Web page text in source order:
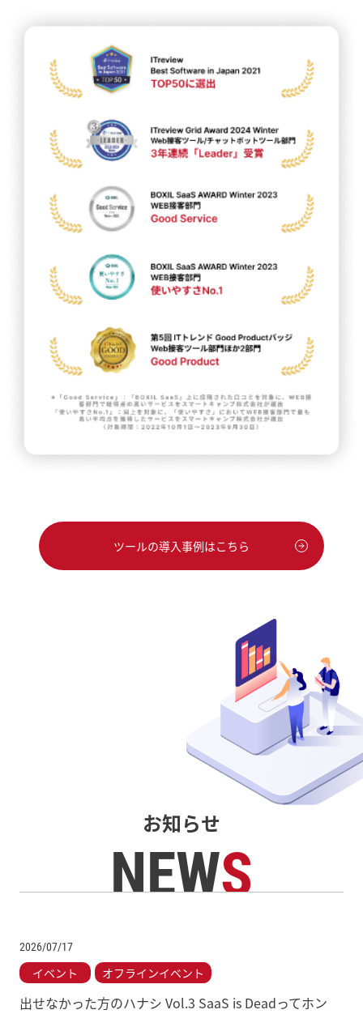
ツールの導入事例はこちら
お知らせ
NEWS
2026/07/17
イベント オフラインイベント
出せなかった方のハナシ Vol.3 SaaS is Deadってホン